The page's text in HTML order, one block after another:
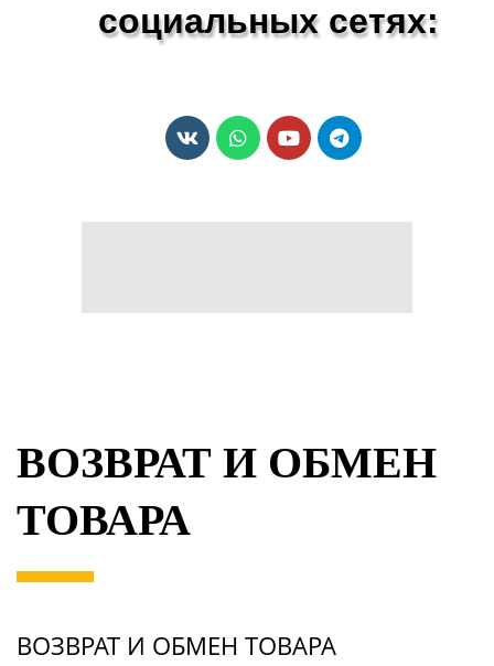
социальных сетях:
ВОЗВРАТ И ОБМЕН
ТОВАРА
ВОЗВРАТ И ОБМЕН ТОВАРА